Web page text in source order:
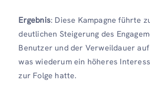
Ergebnis: Diese Kampagne führte
deutlichen Steigerung des
Benutzer und der Verweildauer
was wiederum ein höheres
zur Folge hatte.